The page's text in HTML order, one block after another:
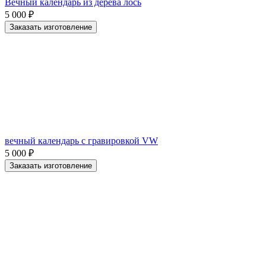
5 000 ₽
Заказать изготовление
вечный календарь с гравировкой VW
5 000 ₽
Заказать изготовление